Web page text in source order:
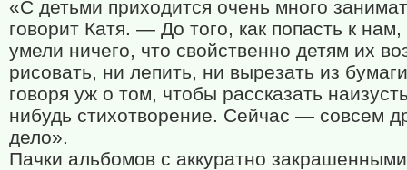
«С детьми приходится очень много
говорит Катя. — До того, как попасть к
умели ничего, что свойственно детям их
рисовать, ни лепить, ни вырезать из
говоря уж о том, чтобы рассказать
нибудь стихотворение. Сейчас — совсем
дело».
Пачки альбомов с аккуратно